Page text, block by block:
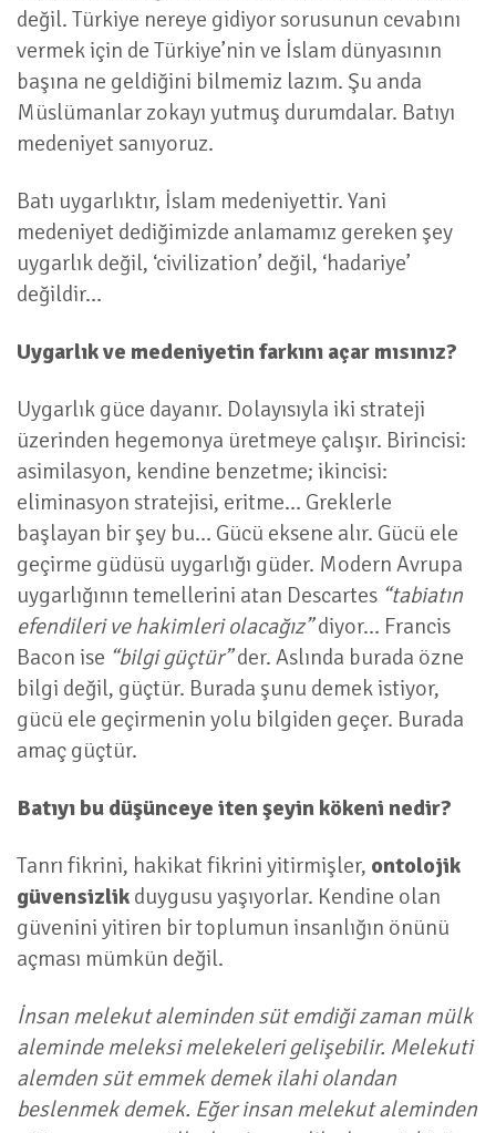
değil. Türkiye nereye gidiyor sorusunun cevabını
vermek için de Türkiye’nin ve İslam dünyasının
başına ne geldiğini bilmemiz lazım. Şu anda
Müslümanlar zokayı yutmuş durumdalar. Batıyı
medeniyet sanıyoruz.
Batı uygarlıktır, İslam medeniyettir. Yani
medeniyet dediğimizde anlamamız gereken şey
uygarlık değil, ‘civilization’ değil, ‘hadariye’
değildir…
Uygarlık ve medeniyetin farkını açar mısınız?
Uygarlık güce dayanır. Dolayısıyla iki strateji
üzerinden hegemonya üretmeye çalışır. Birincisi:
asimilasyon, kendine benzetme; ikincisi:
eliminasyon stratejisi, eritme… Greklerle
başlayan bir şey bu… Gücü eksene alır. Gücü ele
geçirme güdüsü uygarlığı güder. Modern Avrupa
uygarlığının temellerini atan Descartes “tabiatın
efendileri ve hakimleri olacağız”diyor… Francis
Bacon ise “bilgi güçtür”der. Aslında burada özne
bilgi değil, güçtür. Burada şunu demek istiyor,
gücü ele geçirmenin yolu bilgiden geçer. Burada
amaç güçtür.
Batıyı bu düşünceye iten şeyin kökeni nedir?
Tanrı fikrini, hakikat fikrini yitirmişler, ontolojik
güvensizlik duygusu yaşıyorlar. Kendine olan
güvenini yitiren bir toplumun insanlığın önünü
açması mümkün değil.
İnsan melekut aleminden süt emdiği zaman mülk
aleminde meleksi melekeleri gelişebilir. Melekuti
alemden süt emmek demek ilahi olandan
beslenmek demek. Eğer insan melekut aleminden